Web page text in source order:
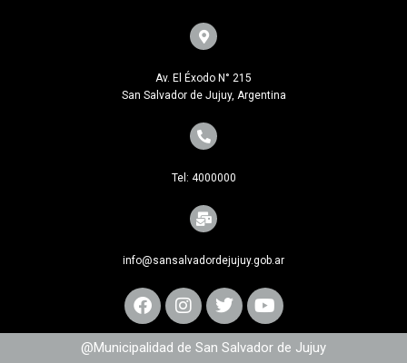
Av. El Éxodo N° 215
San Salvador de Jujuy, Argentina
Tel: 4000000
info@sansalvadordejujuy.gob.ar
@Municipalidad de San Salvador de Jujuy